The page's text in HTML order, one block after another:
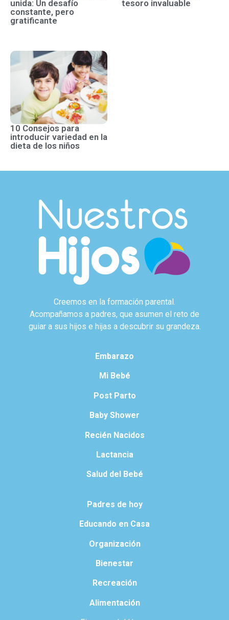
unida: Un desafío
constante, pero
gratificante
tesoro invaluable
10 Consejos para
introducir variedad en la
dieta de los niños
Creemos en la formación parental.
Acompañamos a padres, que asumen el reto de
guiar a sus hijos e hijas a descubrir su grandeza.
Embarazo
Mi Bebé
Post Parto
Baby Shower
Recién Nacidos
Lactancia
Salud del Bebé
Padres de hoy
Educando en Casa
Organización
Bienestar
Recreación
Alimentación